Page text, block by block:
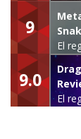
9
El
9.0
El